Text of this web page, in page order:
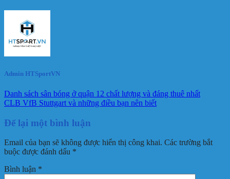
Admin HTSportVN
Danh sách sân bóng ở quận 12 chất lượng và đáng thuê nhất
CLB VfB Stuttgart và những điều bạn nên biết
Để lại một bình luận
Email của bạn sẽ không được hiển thị công khai. Các trường bắt
buộc được đánh dấu *
Bình luận *